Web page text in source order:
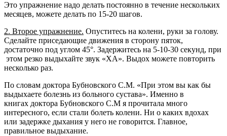
Это упражнение надо делать постоянно в течение нескольких
месяцев, можете делать по 15-20 шагов.
2. Второе упражнение. Опуститесь на колени, руки за голову.
Сделайте приседающие движения в сторону пяток,
достаточно под углом 45°. Задержитесь на 5-10-30 секунд, при
этом резко выдыхайте звук «ХА». Выдох можете повторить
несколько раз.
По словам доктора Бубновского С.М. «При этом вы как бы
выдыхаете болезнь из больного сустава». Именно в
книгах доктора Бубновского С.М я прочитала много
интересного, если стали болеть колени. Ни о каких вдохах
или задержке дыхания у него не говорится. Главное,
правильное выдыхание.